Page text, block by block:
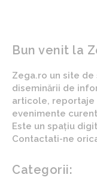
Bun venit la
Zega.ro un site
diseminării de
articole, reportaje
evenimente
Este un spațiu
Contactati-ne
Categorii: